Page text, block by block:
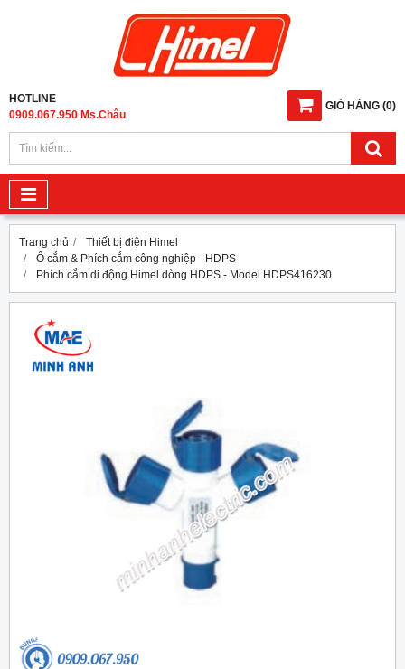
GIỎ HÀNG (0)
HOTLINE
0909.067.950 Ms.Châu
Trang chủ
Thiết bị điện Himel
Ổ cắm & Phích cắm công nghiệp - HDPS
Phích cắm di động Himel dòng HDPS - Model HDPS416230